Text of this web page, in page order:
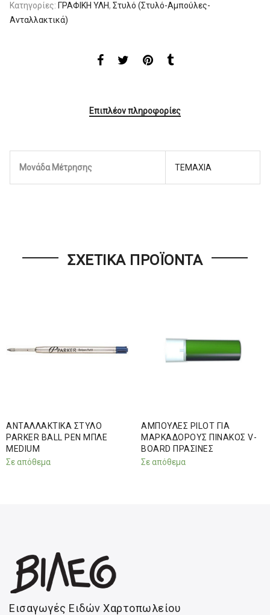
Κατηγορίες: ΓΡΑΦΙΚΗ ΥΛΗ, Στυλό (Στυλό-Αμπούλες-
Ανταλλακτικά)
Επιπλέον πληροφορίες
Μονάδα Μέτρησης ΤΕΜΑΧΙΑ
ΣΧΕΤΙΚΆ ΠΡΟΪΌΝΤΑ
ΑΝΤΑΛΛΑΚΤΙΚΑ ΣΤΥΛΟ
PARKER BALL PEN ΜΠΛΕ
MEDIUM
Σε απόθεμα
ΑΜΠΟΥΛΕΣ PILOT ΓΙΑ
ΜΑΡΚΑΔΟΡΟΥΣ ΠΙΝΑΚΟΣ V-
BOARD ΠΡΑΣΙΝΕΣ
Σε απόθεμα
Εισαγωγές Ειδών Χαρτοπωλείου